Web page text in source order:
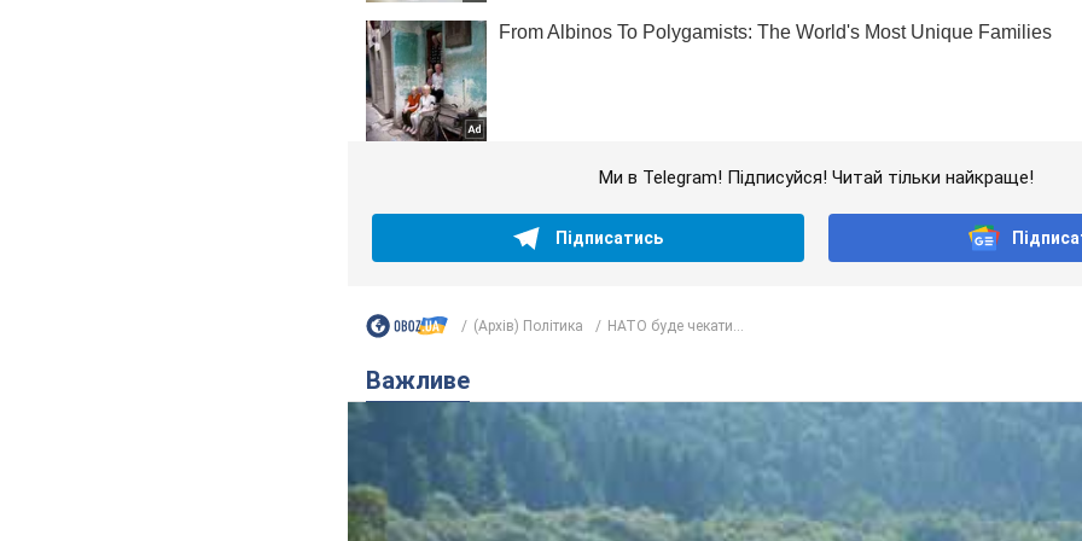
Ми в Telegram! Підписуйся! Читай тільки найкраще!
Підписатись
(Архів) Політика НАТО буде чекати...
Важливе